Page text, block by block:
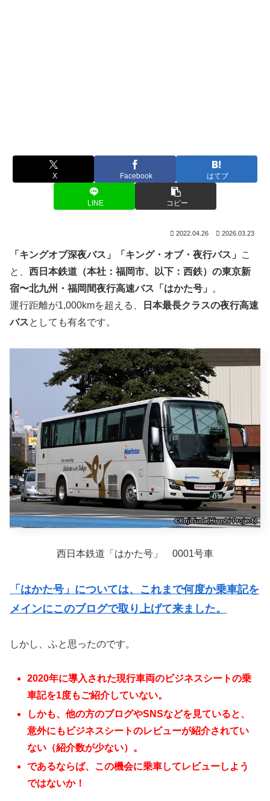
X Facebook はてブ
LINE コピー
2022.04.26 2026.03.23
「キングオブ深夜バス」「キング・オブ・夜行バス」
こ
と、 西日本鉄道（本社：福岡市、以下：西鉄）の東京新
宿〜北九州・福岡間夜行高速バス「はかた号」
。
運行距離が1,000kmを超える、
日本最長クラスの夜行高速
バスとしても有名です。
西日本鉄道「はかた号」 0001号車
「はかた号」については、これまで何度か乗車記を
メインにこのブログで取り上げて来ました。
しかし、ふと思ったのです。
2020年に導入された現行車両のビジネスシートの乗
車記を1度もご紹介していない。
しかも、他の方のブログやSNSなどを見ていると、
意外にもビジネスシートのレビューが紹介されてい
ない（紹介数が少ない）。
であるならば、この機会に乗車してレビューしよう
ではないか！